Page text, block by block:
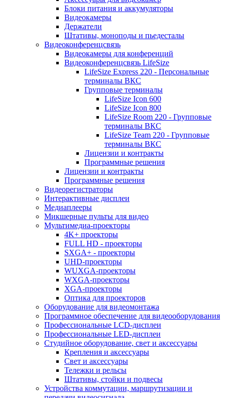
Блоки питания и аккумуляторы
Видеокамеры
Держатели
Штативы, моноподы и пьедесталы
Видеоконференцсвязь
Видеокамеры для конференций
Видеоконференцсвязь LifeSize
LifeSize Express 220 - Персональные
терминалы ВКС
Групповые терминалы
LifeSize Icon 600
LifeSize Icon 800
LifeSize Room 220 - Групповые
терминалы ВКС
LifeSize Team 220 - Групповые
терминалы ВКС
Лицензии и контракты
Программные решения
Лицензии и контракты
Программные решения
Видеорегистраторы
Интерактивные дисплеи
Медиаплееры
Микшерные пульты для видео
Мультимедиа-проекторы
4K+ проекторы
FULL HD - проекторы
SXGA+ - проекторы
UHD-проекторы
WUXGA-проекторы
WXGA-проекторы
XGA-проекторы
Оптика для проекторов
Оборудование для видеомонтажа
Программное обеспечение для видеооборудования
Профессиональные LCD-дисплеи
Профессиональные LED-дисплеи
Студийное оборудование, свет и аксессуары
Крепления и аксессуары
Свет и аксессуары
Тележки и рельсы
Штативы, стойки и подвесы
Устройства коммутации, маршрутизации и